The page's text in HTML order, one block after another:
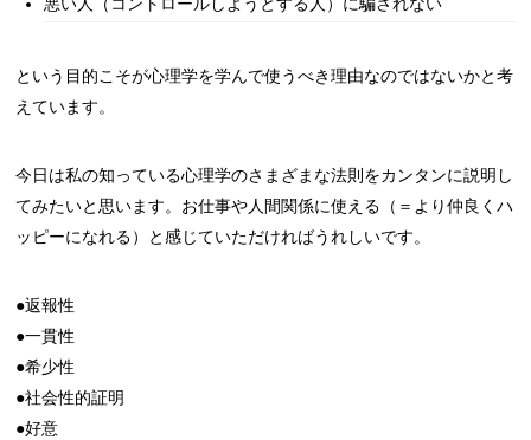
悪い人（コントロールしようとする人）に騙されない
という目的こそが心理学を学んで使うべき理由なのではないかと考
えています。
今日は私の知っている心理学のさまざまな法則をカンタンに説明し
てみたいと思います。お仕事や人間関係に使える（＝より仲良くハ
ッピーになれる）と感じていただければうれしいです。
●返報性
●一貫性
●希少性
●社会性的証明
●好意